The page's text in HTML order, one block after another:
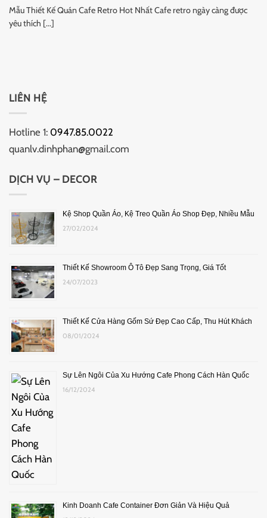
Mẫu Thiết Kế Quán Cafe Retro Hot Nhất Cafe retro ngày càng được
yêu thích [...]
LIÊN HỆ
Hotline 1: 0947.85.0022
quanlv.dinhphan@gmail.com
DỊCH VỤ – DECOR
Kệ Shop Quần Áo, Kệ Treo Quần Áo Shop Đẹp, Nhiều Mẫu
27/02/2024
Thiết Kế Showroom Ô Tô Đẹp Sang Trọng, Giá Tốt
24/07/2023
Thiết Kế Cửa Hàng Gốm Sứ Đẹp Cao Cấp, Thu Hút Khách
08/01/2024
Sự Lên Ngôi Của Xu Hướng Cafe Phong Cách Hàn Quốc
16/12/2024
Kinh Doanh Cafe Container Đơn Giản Và Hiệu Quả